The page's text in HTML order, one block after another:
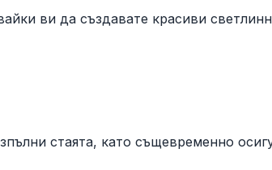
ви да създавате красиви
стаята, като същевременно